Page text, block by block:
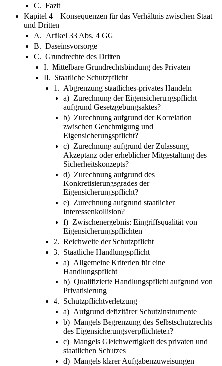
C. Fazit
Kapitel 4 – Konsequenzen für das Verhältnis zwischen Staat
und Dritten
A. Artikel 33 Abs. 4 GG
B. Daseinsvorsorge
C. Grundrechte des Dritten
I. Mittelbare Grundrechtsbindung des Privaten
II. Staatliche Schutzpflicht
1. Abgrenzung staatliches-privates Handeln
a) Zurechnung der Eigensicherungspflicht
aufgrund Gesetzgebungsaktes?
b) Zurechnung aufgrund der Korrelation
zwischen Genehmigung und
Eigensicherungspflicht?
c) Zurechnung aufgrund der Zulassung,
Akzeptanz oder erheblicher Mitgestaltung des
Sicherheitskonzepts?
d) Zurechnung aufgrund des
Konkretisierungsgrades der
Eigensicherungspflicht?
e) Zurechnung aufgrund staatlicher
Interessenkollision?
f) Zwischenergebnis: Eingriffsqualität von
Eigensicherungspflichten
2. Reichweite der Schutzpflicht
3. Staatliche Handlungspflicht
a) Allgemeine Kriterien für eine
Handlungspflicht
b) Qualifizierte Handlungspflicht aufgrund von
Privatisierung
4. Schutzpflichtverletzung
a) Aufgrund defizitärer Schutzinstrumente
b) Mangels Begrenzung des Selbstschutzrechts
des Eigensicherungsverpflichteten?
c) Mangels Gleichwertigkeit des privaten und
staatlichen Schutzes
d) Mangels klarer Aufgabenzuweisungen